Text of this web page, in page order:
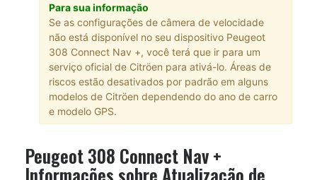
Para sua informação
Se as configurações de câmera de velocidade
não está disponível no seu dispositivo Peugeot
308 Connect Nav +, você terá que ir para um
serviço oficial de Citröen para ativá-lo. Áreas de
riscos estão desativados por padrão em alguns
modelos de Citröen dependendo do ano de carro
e modelo GPS.
Peugeot 308 Connect Nav +
Informações sobre Atualização de